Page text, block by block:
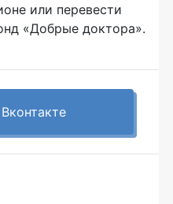
или перевести
«Добрые доктора».